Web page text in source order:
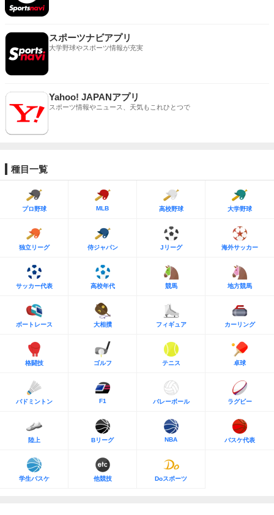
スポーツナビアプリ
大学野球やスポーツ情報が充実
Yahoo! JAPANアプリ
スポーツ情報やニュース、天気もこれひとつで
種目一覧
プロ野球 MLB 高校野球 大学野球
独立リーグ 侍ジャパン Jリーグ 海外サッカー
サッカー代表 高校年代 競馬 地方競馬
ボートレース 大相撲 フィギュア カーリング
格闘技 ゴルフ テニス 卓球
バドミントン F1 バレーボール ラグビー
陸上 Bリーグ NBA バスケ代表
学生バスケ 他競技 Doスポーツ